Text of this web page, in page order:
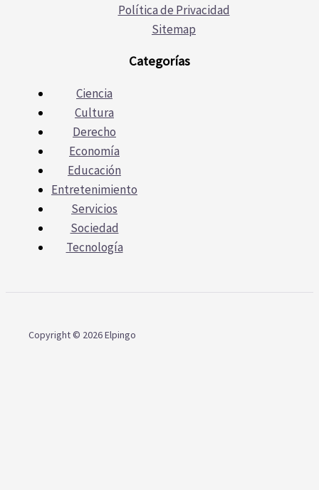
Política de Privacidad
Sitemap
Categorías
Ciencia
Cultura
Derecho
Economía
Educación
Entretenimiento
Servicios
Sociedad
Tecnología
Copyright © 2026 Elpingo